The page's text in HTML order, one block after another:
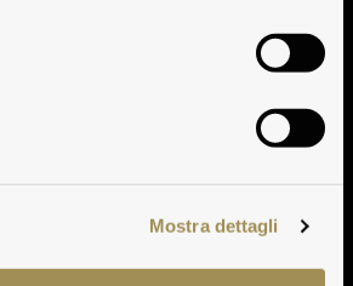
Mostra dettagli